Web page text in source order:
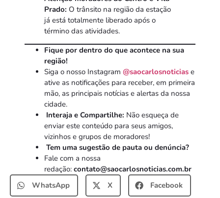
Prado: O trânsito na região da estação
já está totalmente liberado após o
término das atividades.
Fique por dentro do que acontece na sua
região!
Siga o nosso Instagram @saocarlosnoticias e
ative as notificações para receber, em primeira
mão, as principais notícias e alertas da nossa
cidade.
Interaja e Compartilhe: Não esqueça de
enviar este conteúdo para seus amigos,
vizinhos e grupos de moradores!
Tem uma sugestão de pauta ou denúncia?
Fale com a nossa
redação: contato@saocarlosnoticias.com.br
WhatsApp
X Facebook